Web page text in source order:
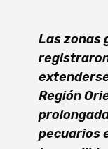
Las zonas
Región
pecuarios